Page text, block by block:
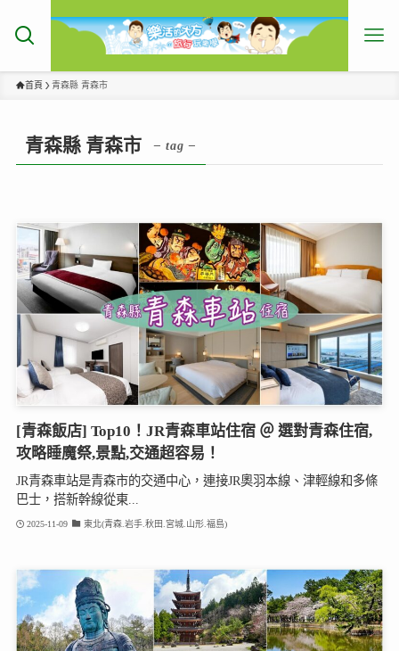
首頁 青森縣 青森市
青森縣 青森市 – tag –
[青森飯店] Top10！JR青森車站住宿 ＠ 選對青森住宿,
攻略睡魔祭,景點,交通超容易！
JR青森車站是青森市的交通中心，連接JR奧羽本線、津輕線和多條
巴士，搭新幹線從東...
2025-11-09 東北(青森.岩手.秋田.宮城.山形.福島)